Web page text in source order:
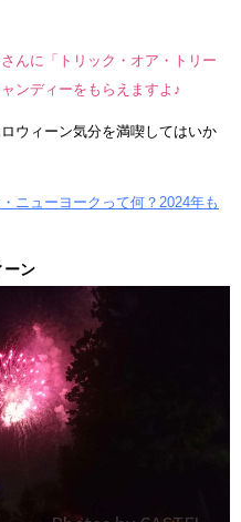
んに「トリック・オア・トリー
ンディーをもらえますよ♪
ウィーン気分を満喫してはいか
ニューヨークって何？2024年も
ーン